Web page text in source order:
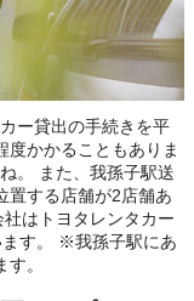
ー貸出の手続きを平
かかることもありま
。 また、我孫子駅送
置する店舗が2店舗あ
はトヨタレンタカー
ます。 ※我孫子駅にあ
。